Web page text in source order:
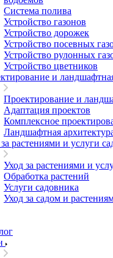
Система полива
Устройство газонов
Устройство дорожек
Устройство посевных
Устройство рулонных
Устройство цветников
и
Проектирование и
Адаптация проектов
Комплексное
Ландшафтная
растениями и услуги
Уход за растениями и
Обработка растений
Услуги садовника
Уход за садом и